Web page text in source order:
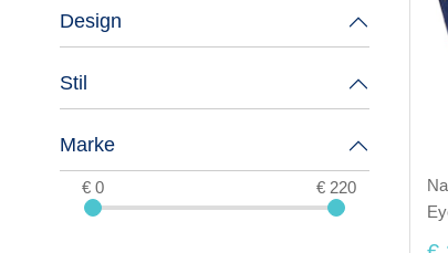
Design
Stil
Marke
€ 0 € 220